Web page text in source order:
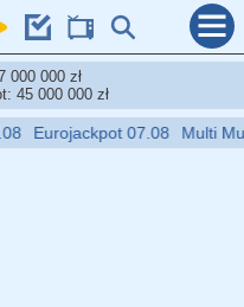
000 000 zł
45 000 000 zł
Eurojackpot 07.08 Multi Multi